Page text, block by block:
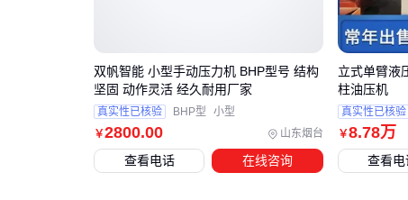
￥2800.00 山东烟台
双帆智能 小型手动压力机 BHP型号 结构
坚固 动作灵活 经久耐用厂家
真实性已核验 BHP型 小型
查看电话 在线咨询
￥8.78万
立式单臂液
柱油压机
真实性已核验
查看电